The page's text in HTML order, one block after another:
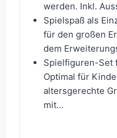
werden. Inkl.
Spielspaß als
für den großen
dem
Spielfiguren-Set
Optimal für
altersgerechte
mit...